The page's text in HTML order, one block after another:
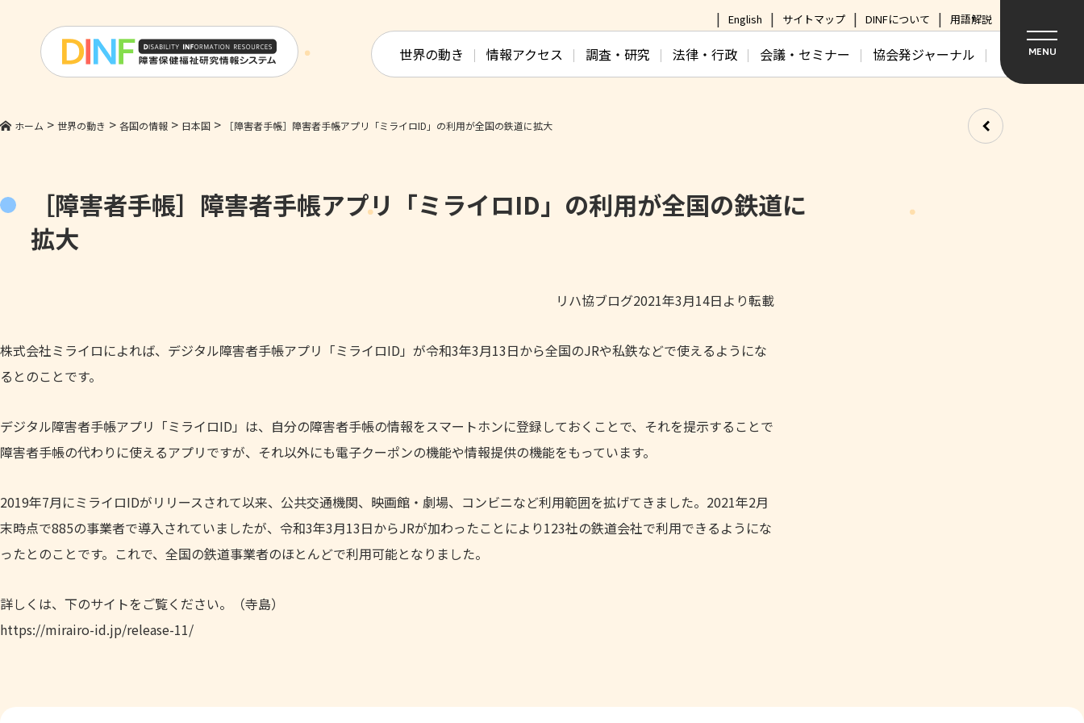
English サイトマップ DINFについて 用語解説
世界の動き 情報アクセス 調査・研究 法律・行政 会議・セミナー 協会発ジャーナル MENU
ホーム > 世界の動き > 各国の情報 > 日本国 > ［障害者手帳］障害者手帳アプリ「ミライロID」の利用が全国の鉄道に拡大
［障害者手帳］障害者手帳アプリ「ミライロID」の利用が全国の鉄道に
拡大
リハ協ブログ2021年3月14日より転載
株式会社ミライロによれば、デジタル障害者手帳アプリ「ミライロID」が令和3年3月13日から全国のJRや私鉄などで使えるようにな
るとのことです。
デジタル障害者手帳アプリ「ミライロID」は、自分の障害者手帳の情報をスマートホンに登録しておくことで、それを提示することで
障害者手帳の代わりに使えるアプリですが、それ以外にも電子クーポンの機能や情報提供の機能をもっています。
2019年7月にミライロIDがリリースされて以来、公共交通機関、映画館・劇場、コンビニなど利用範囲を拡げてきました。2021年2月
末時点で885の事業者で導入されていましたが、令和3年3月13日からJRが加わったことにより123社の鉄道会社で利用できるようにな
ったとのことです。これで、全国の鉄道事業者のほとんどで利用可能となりました。
詳しくは、下のサイトをご覧ください。（寺島）
https://mirairo-id.jp/release-11/